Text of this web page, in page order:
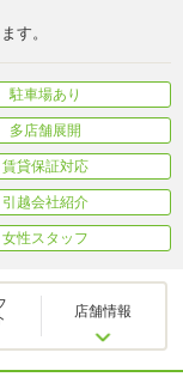
す。
駐車場あり
多店舗展開
賃貸保証対応
引越会社紹介
女性スタッフ
店舗情報